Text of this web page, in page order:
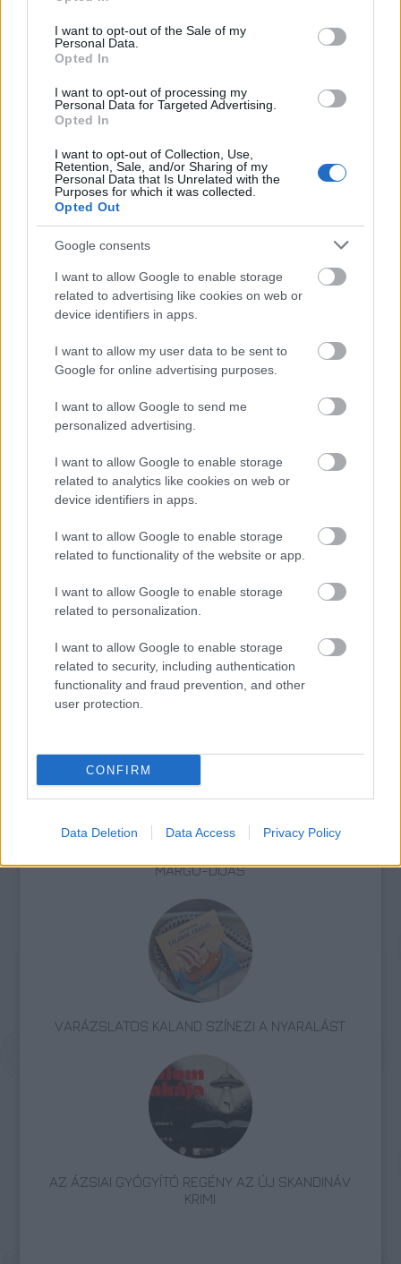
use your data for below specified purposes in below Google
consent section.
I want to opt-out of the Sale of my
Personal Data.
Opted In
I want to opt-out of processing my
Personal Data for Targeted Advertising.
Opted In
I want to opt-out of Collection, Use,
Retention, Sale, and/or Sharing of my
Personal Data that Is Unrelated with the
Purposes for which it was collected.
Opted Out
Google consents
I want to allow Google to enable storage
related to advertising like cookies on web or
device identifiers in apps.
I want to allow my user data to be sent to
Google for online advertising purposes.
I want to allow Google to send me
personalized advertising.
I want to allow Google to enable storage
related to analytics like cookies on web or
device identifiers in apps.
I want to allow Google to enable storage
related to functionality of the website or app.
I want to allow Google to enable storage
related to personalization.
I want to allow Google to enable storage
related to security, including authentication
functionality and fraud prevention, and other
user protection.
CONFIRM
Data Deletion Data Access Privacy Policy
előfordult velem" - magyarázta.
A Magyarországra hivatalosan 1995-ben
visszatért író őszintén és nyíltan beszél
tizenhárom évvel ezelőtti rákbetegsége miatt
fellépett impotenciájáról is. "Még ma is
gyakran szembesülök azzal, hogy nálunk
Magyarországon rengeteg tabutéma van" -
jegyezte meg.
Ferdinandy György azt is elmondta, hogy a
kötet jegyzeteinek hét csoportja 30-40 apró
és őszinte "szösszenetből" áll, többek között
első könyvéről vagy a tavalyi könyvhétről.
"Jegyzeteimben nyíltabb vagyok és
amerikai állampolgár lettem, beírták a
papírjaimba, hogy a kaukázusi fajhoz
bélyegeket, azóta is ennek tartom magam" -
tette hozzá az író.
AMélyebbrecímű kötetet a 84. Ünnepi
Könyvhéten mutatják be.
Irodalom Könyv Magyar irodalom Ferdinandy György
Ünnepi Könyvhét
MARGÓ-DÍJAS
VARÁZSLATOS KALAND SZÍNEZI A NYARALÁST
AZ ÁZSIAI GYÓGYÍTÓ REGÉNY AZ ÚJ SKANDINÁV
KRIMI